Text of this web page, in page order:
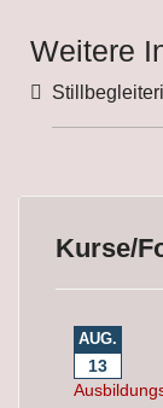
Weitere
Weitere
Kurse/
AUG.
13